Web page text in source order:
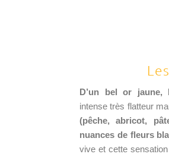
D’un bel or jaune,
intense très flatteur
(pêche, abricot,
nuances de fleurs
vive et cette